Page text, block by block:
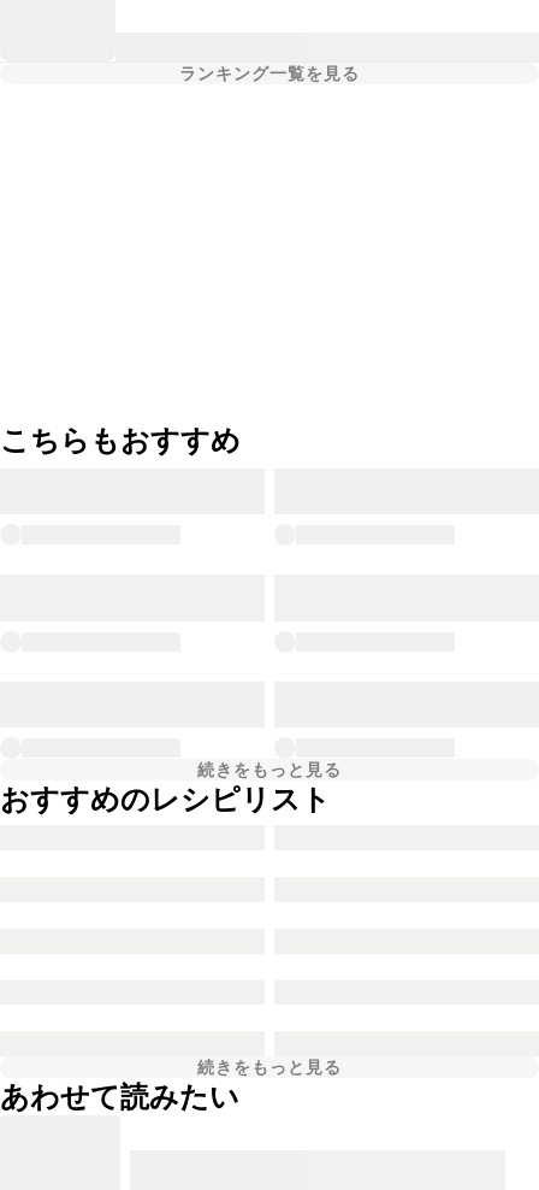
ランキング一覧を見る
こちらもおすすめ
続きをもっと見る
おすすめのレシピリスト
続きをもっと見る
あわせて読みたい